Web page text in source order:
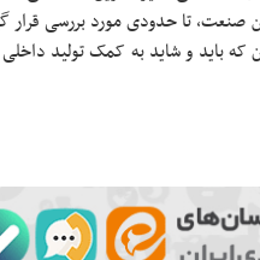
صنعت، تا حدودی مورد بررسی قرار
باید و شاید به کمک تولید داخلی